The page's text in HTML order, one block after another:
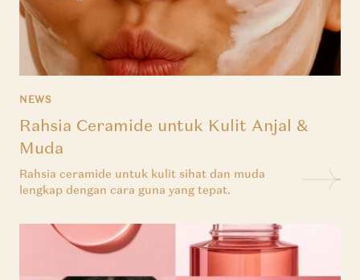
NEWS
Rahsia Ceramide untuk Kulit Anjal &
Muda
Rahsia ceramide untuk kulit sihat dan muda
lengkap dengan cara guna yang tepat.